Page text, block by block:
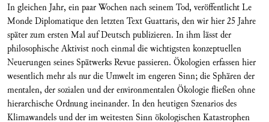
In gleichen Jahr, ein paar Wochen nach seinem Tod, veröffentlicht Le
Monde Diplomatique den letzten Text Guattaris, den wir hier 25 Jahre
später zum ersten Mal auf Deutsch publizieren. In ihm lässt der
philosophische Aktivist noch einmal die wichtigsten konzeptuellen
Neuerungen seines Spätwerks Revue passieren. Ökologien erfassen hier
wesentlich mehr als nur die Umwelt im engeren Sinn; die Sphären der
mentalen, der sozialen und der environmentalen Ökologie fließen ohne
hierarchische Ordnung ineinander. In den heutigen Szenarios des
Klimawandels und der im weitesten Sinn ökologischen Katastrophen